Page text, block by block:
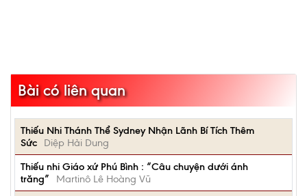
Bài có liên quan
Thiếu Nhi Thánh Thể Sydney Nhận Lãnh Bí Tích Thêm
Sức
Diệp Hải Dung
Thiếu nhi Giáo xứ Phú Bình : “Câu chuyện dưới ánh
trăng”
Martinô Lê Hoàng Vũ